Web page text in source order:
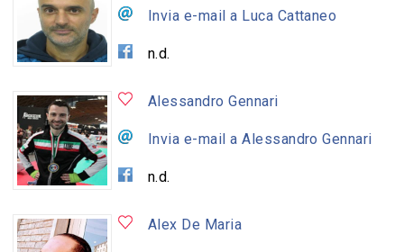
Invia e-mail a Luca Cattaneo
n.d.
Alessandro Gennari
Invia e-mail a Alessandro Gennari
n.d.
Alex De Maria